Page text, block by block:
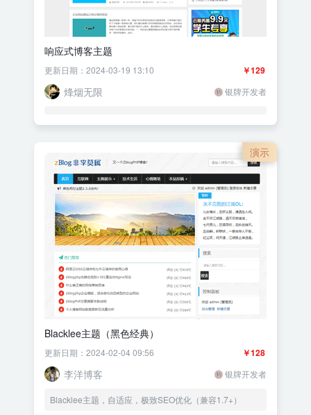
响应式博客主题
￥129
更新日期：2024-03-19 13:10
烽烟无限 银牌开发者
演示
Blacklee主题（黑色经典）
￥128
更新日期：2024-02-04 09:56
李洋博客 银牌开发者
Blacklee主题，自适应，极致SEO优化（兼容1.7+）